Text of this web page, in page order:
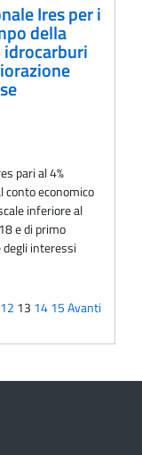
Ires per i
della
idrocarburi
pari al 4%
conto economico
inferiore al
e di primo
interessi
12 13 1415Avanti